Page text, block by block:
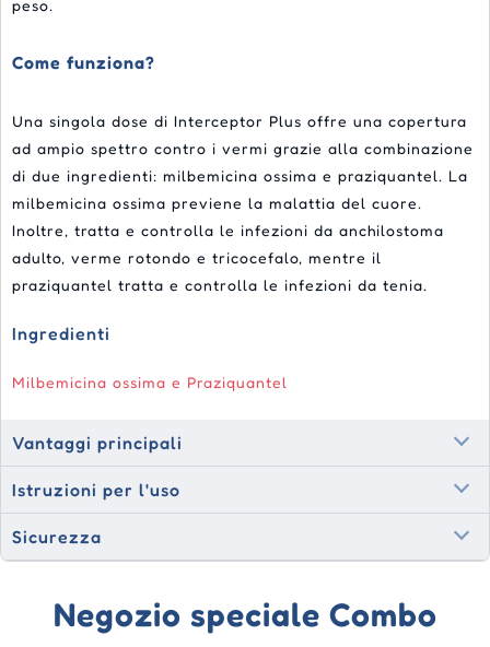
peso.
Come funziona?
Una singola dose di Interceptor Plus offre una copertura
ad ampio spettro contro i vermi grazie alla combinazione
di due ingredienti: milbemicina ossima e praziquantel. La
milbemicina ossima previene la malattia del cuore.
Inoltre, tratta e controlla le infezioni da anchilostoma
adulto, verme rotondo e tricocefalo, mentre il
praziquantel tratta e controlla le infezioni da tenia.
Ingredienti
Milbemicina ossima e Praziquantel
Vantaggi principali
Istruzioni per l'uso
Sicurezza
Negozio speciale Combo